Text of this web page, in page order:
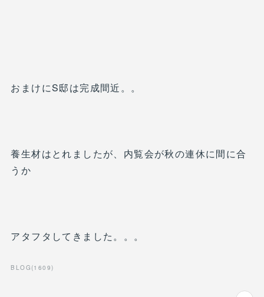
おまけにS邸は完成間近。。
養生材はとれましたが、内覧会が秋の連休に間に合
うか
アタフタしてきました。。。
BLOG (1609)